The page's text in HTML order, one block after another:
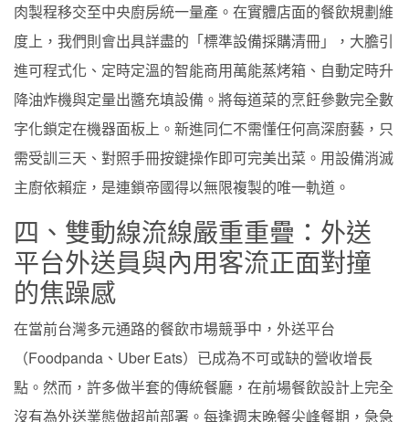
肉製程移交至中央廚房統一量產。在實體店面的餐飲規劃維
度上，我們則會出具詳盡的「標準設備採購清冊」，大膽引
進可程式化、定時定溫的智能商用萬能蒸烤箱、自動定時升
降油炸機與定量出醬充填設備。將每道菜的烹飪參數完全數
字化鎖定在機器面板上。新進同仁不需懂任何高深廚藝，只
需受訓三天、對照手冊按鍵操作即可完美出菜。用設備消滅
主廚依賴症，是連鎖帝國得以無限複製的唯一軌道。
四、雙動線流線嚴重重疊：外送
平台外送員與內用客流正面對撞
的焦躁感
在當前台灣多元通路的餐飲市場競爭中，外送平台
（Foodpanda、Uber Eats）已成為不可或缺的營收增長
點。然而，許多做半套的傳統餐廳，在前場餐飲設計上完全
沒有為外送業態做超前部署。每逢週末晚餐尖峰餐期，急急